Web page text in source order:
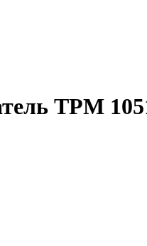
TPM